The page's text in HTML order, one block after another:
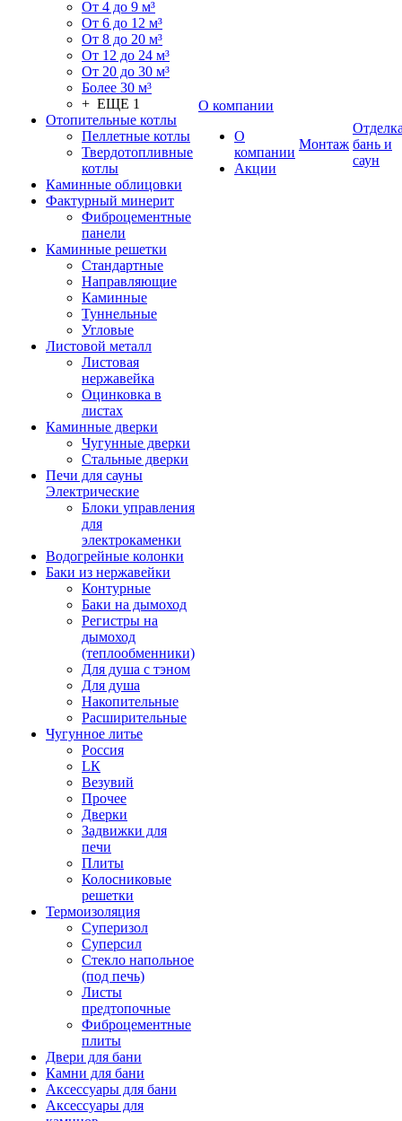
От 4 до 9 м³
От 6 до 12 м³
От 8 до 20 м³
От 12 до 24 м³
От 20 до 30 м³
Более 30 м³
+ ЕЩЕ 1
Отопительные котлы
Пеллетные котлы
Твердотопливные
котлы
Каминные облицовки
Фактурный минерит
Фиброцементные
панели
Каминные решетки
Стандартные
Направляющие
Каминные
Туннельные
Угловые
Листовой металл
Листовая
нержавейка
Оцинковка в
листах
Каминные дверки
Чугунные дверки
Стальные дверки
Печи для сауны
Электрические
Блоки управления
для
электрокаменки
Водогрейные колонки
Баки из нержавейки
Контурные
Баки на дымоход
Регистры на
дымоход
(теплообменники)
Для душа с тэном
Для душа
Накопительные
Расширительные
Чугунное литье
Россия
LК
Везувий
Прочее
Дверки
Задвижки для
печи
Плиты
Колосниковые
решетки
Термоизоляция
Суперизол
Суперсил
Стекло напольное
(под печь)
Листы
предтопочные
Фиброцементные
плиты
Двери для бани
Камни для бани
Аксессуары для бани
Аксессуары для
О компании
О
компании
Акции
Монтаж бань и
саун